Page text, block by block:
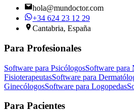
hola@mundoctor.com
+34 624 23 12 29
Cantabria, España
Para Profesionales
Software para PsicólogosSoftware para
FisioterapeutasSoftware para
GinecólogosSoftware para Logopedas
Para Pacientes